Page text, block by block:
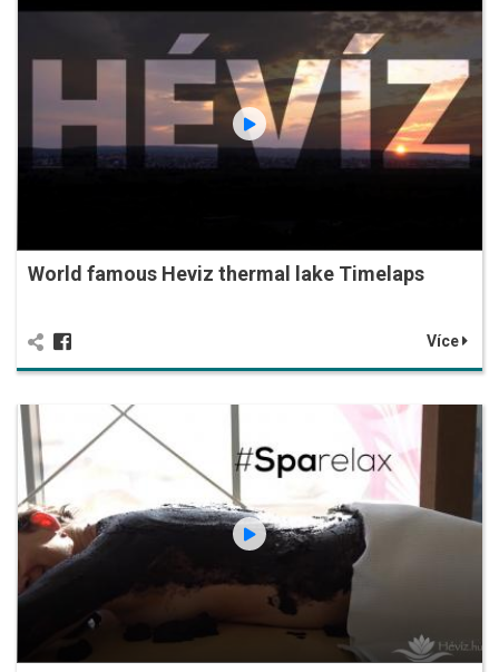
World famous Heviz thermal lake Timelaps
Více